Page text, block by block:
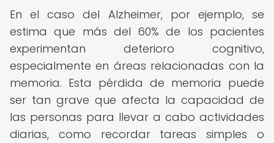
En el caso del Alzheimer, por ejemplo, se
estima que más del 60% de los pacientes
experimentan deterioro cognitivo,
especialmente en áreas relacionadas con la
memoria. Esta pérdida de memoria puede
ser tan grave que afecta la capacidad de
las personas para llevar a cabo actividades
diarias, como recordar tareas simples o